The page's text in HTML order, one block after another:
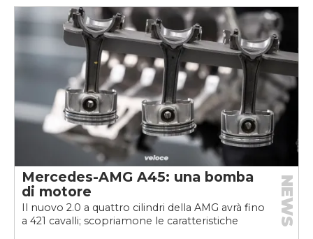
Mercedes-AMG A45: una bomba
di motore
Il nuovo 2.0 a quattro cilindri della AMG avrà fino
a 421 cavalli; scopriamone le caratteristiche
NEWS